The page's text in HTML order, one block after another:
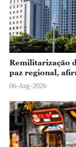
Remilitarização
paz regional,
06-Aug-2026